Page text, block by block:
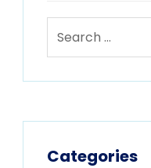
Categories